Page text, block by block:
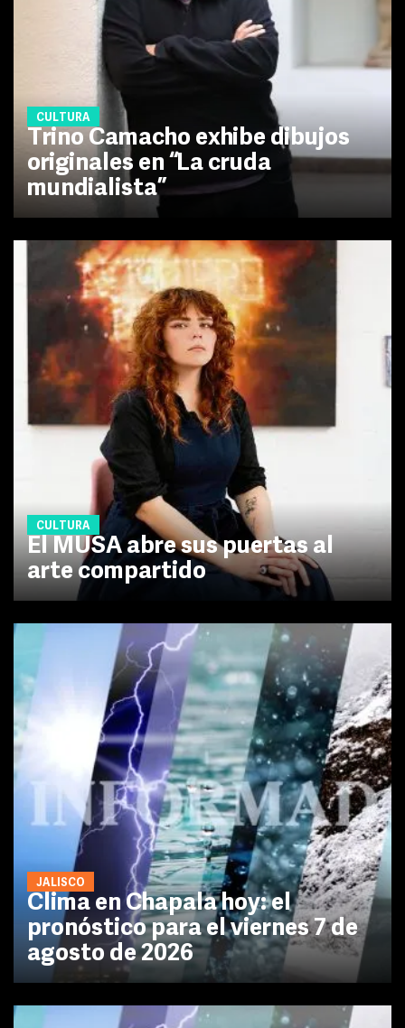
CULTURA
Trino Camacho exhibe dibujos
originales en “La cruda
mundialista”
CULTURA
El MUSA abre sus puertas al
arte compartido
JALISCO
Clima en Chapala hoy: el
pronóstico para el viernes 7 de
agosto de 2026